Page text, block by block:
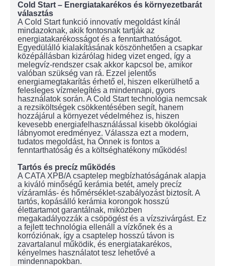
Cold Start – Energiatakarékos és környezetbarát
választás
A Cold Start funkció innovatív megoldást kínál
mindazoknak, akik fontosnak tartják az
energiatakarékosságot és a fenntarthatóságot.
Egyedülálló kialakításának köszönhetően a csapkar
középállásban kizárólag hideg vizet enged, így a
melegvíz-rendszer csak akkor kapcsol be, amikor
valóban szükség van rá. Ezzel jelentős
energiamegtakarítás érhető el, hiszen elkerülhető a
felesleges vízmelegítés a mindennapi, gyors
használatok során. A Cold Start technológia nemcsak
a rezsiköltségek csökkentésében segít, hanem
hozzájárul a környezet védelméhez is, hiszen
kevesebb energiafelhasználással kisebb ökológiai
lábnyomot eredményez. Válassza ezt a modern,
tudatos megoldást, ha Önnek is fontos a
fenntarthatóság és a költséghatékony működés!
Tartós és precíz működés
A CATA XPB/A csaptelep megbízhatóságának alapja
a kiváló minőségű kerámia betét, amely precíz
vízáramlás- és hőmérséklet-szabályozást biztosít. A
tartós, kopásálló kerámia korongok hosszú
élettartamot garantálnak, miközben
megakadályozzák a csöpögést és a vízszivárgást. Ez
a fejlett technológia ellenáll a vízkőnek és a
korróziónak, így a csaptelep hosszú távon is
zavartalanul működik, és energiatakarékos,
kényelmes használatot tesz lehetővé a
mindennapokban.